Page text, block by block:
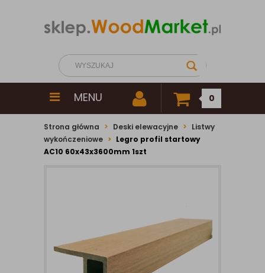
MENU 0
Strona główna Deski elewacyjne
Listwy
wykończeniowe
Legro profil startowy
AC10 60x43x3600mm 1szt